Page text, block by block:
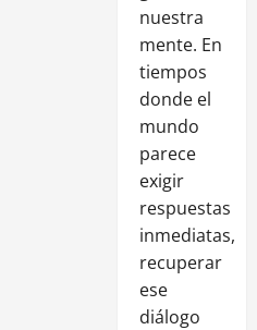
nuestra
mente. En
tiempos
donde el
mundo
parece
exigir
respuestas
inmediatas,
recuperar
ese
diálogo